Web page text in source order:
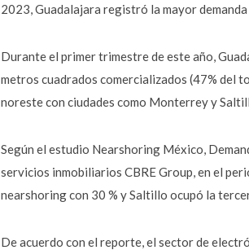
2023, Guadalajara registró la mayor
Durante el primer trimestre de este año,
metros cuadrados comercializados (47% del
noreste con ciudades como Monterrey y
Según el estudio Nearshoring México,
servicios inmobiliarios CBRE Group, en el
nearshoring con 30 % y Saltillo ocupó la
De acuerdo con el reporte, el sector de